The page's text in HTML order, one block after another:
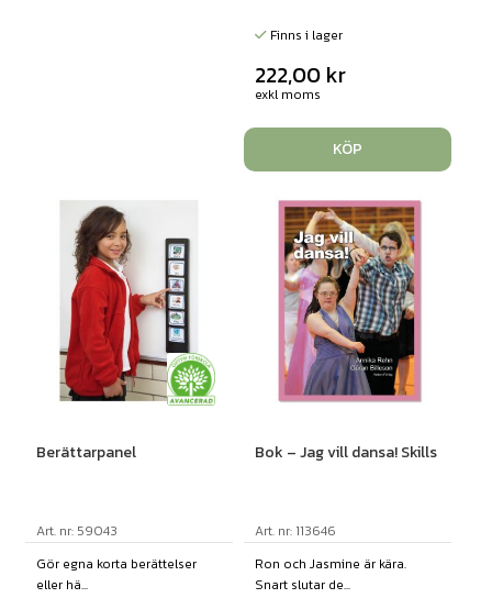
Finns i lager
222,00 kr
exkl moms
KÖP
Berättarpanel
Art. nr: 59043
Gör egna korta berättelser
eller hä...
Bok – Jag vill dansa! Skills
Art. nr: 113646
Ron och Jasmine är kära.
Snart slutar de...